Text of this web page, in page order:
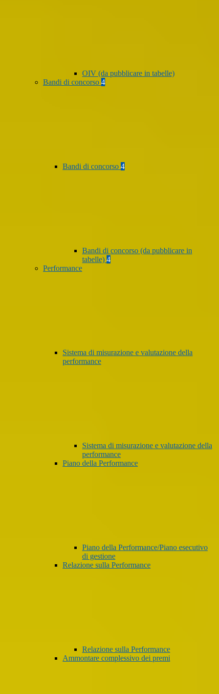
OIV (da pubblicare in tabelle)
Bandi di concorso 4
Bandi di concorso 4
Bandi di concorso (da pubblicare in
tabelle) 4
Performance
Sistema di misurazione e valutazione della
performance
Sistema di misurazione e valutazione della
performance
Piano della Performance
Piano della Performance/Piano esecutivo
di gestione
Relazione sulla Performance
Relazione sulla Performance
Ammontare complessivo dei premi